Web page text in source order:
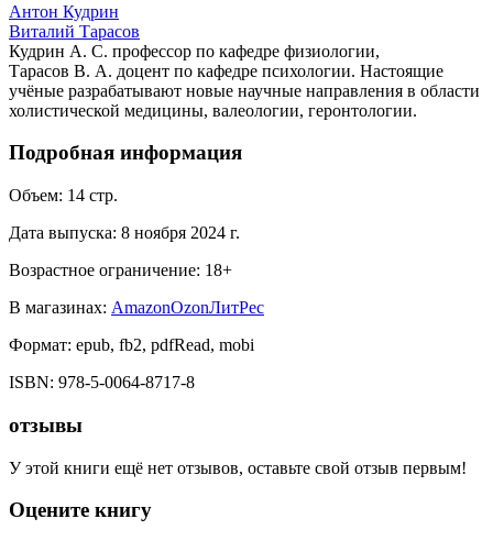
Антон Кудрин
Виталий Тарасов
Кудрин А. С. профессор по кафедре физиологии,
Тарасов В. А. доцент по кафедре психологии. Настоящие
учёные разрабатывают новые научные направления в области
холистической медицины, валеологии, геронтологии.
Подробная информация
Объем: 14 стр.
Дата выпуска: 8 ноября 2024 г.
Возрастное ограничение: 18+
В магазинах: AmazonOzonЛитРес
Формат: epub, fb2, pdfRead, mobi
ISBN: 978-5-0064-8717-8
отзывы
У этой книги ещё нет отзывов, оставьте свой отзыв первым!
Оцените книгу